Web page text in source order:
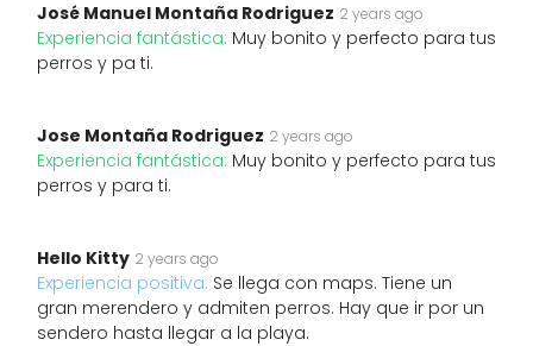
José Manuel Montaña Rodriguez 2 years ago
Experiencia fantástica: Muy bonito y perfecto para tus
perros y pa ti.
Jose Montaña Rodriguez 2 years ago
Experiencia fantástica: Muy bonito y perfecto para tus
perros y para ti.
Hello Kitty 2 years ago
Experiencia positiva: Se llega con maps. Tiene un
gran merendero y admiten perros. Hay que ir por un
sendero hasta llegar a la playa.